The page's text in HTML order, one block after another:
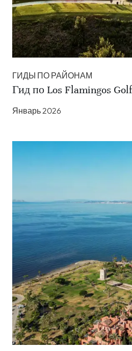
ГИДЫ ПО РАЙОНАМ
Гид по Los Flamingos
Январь 2026